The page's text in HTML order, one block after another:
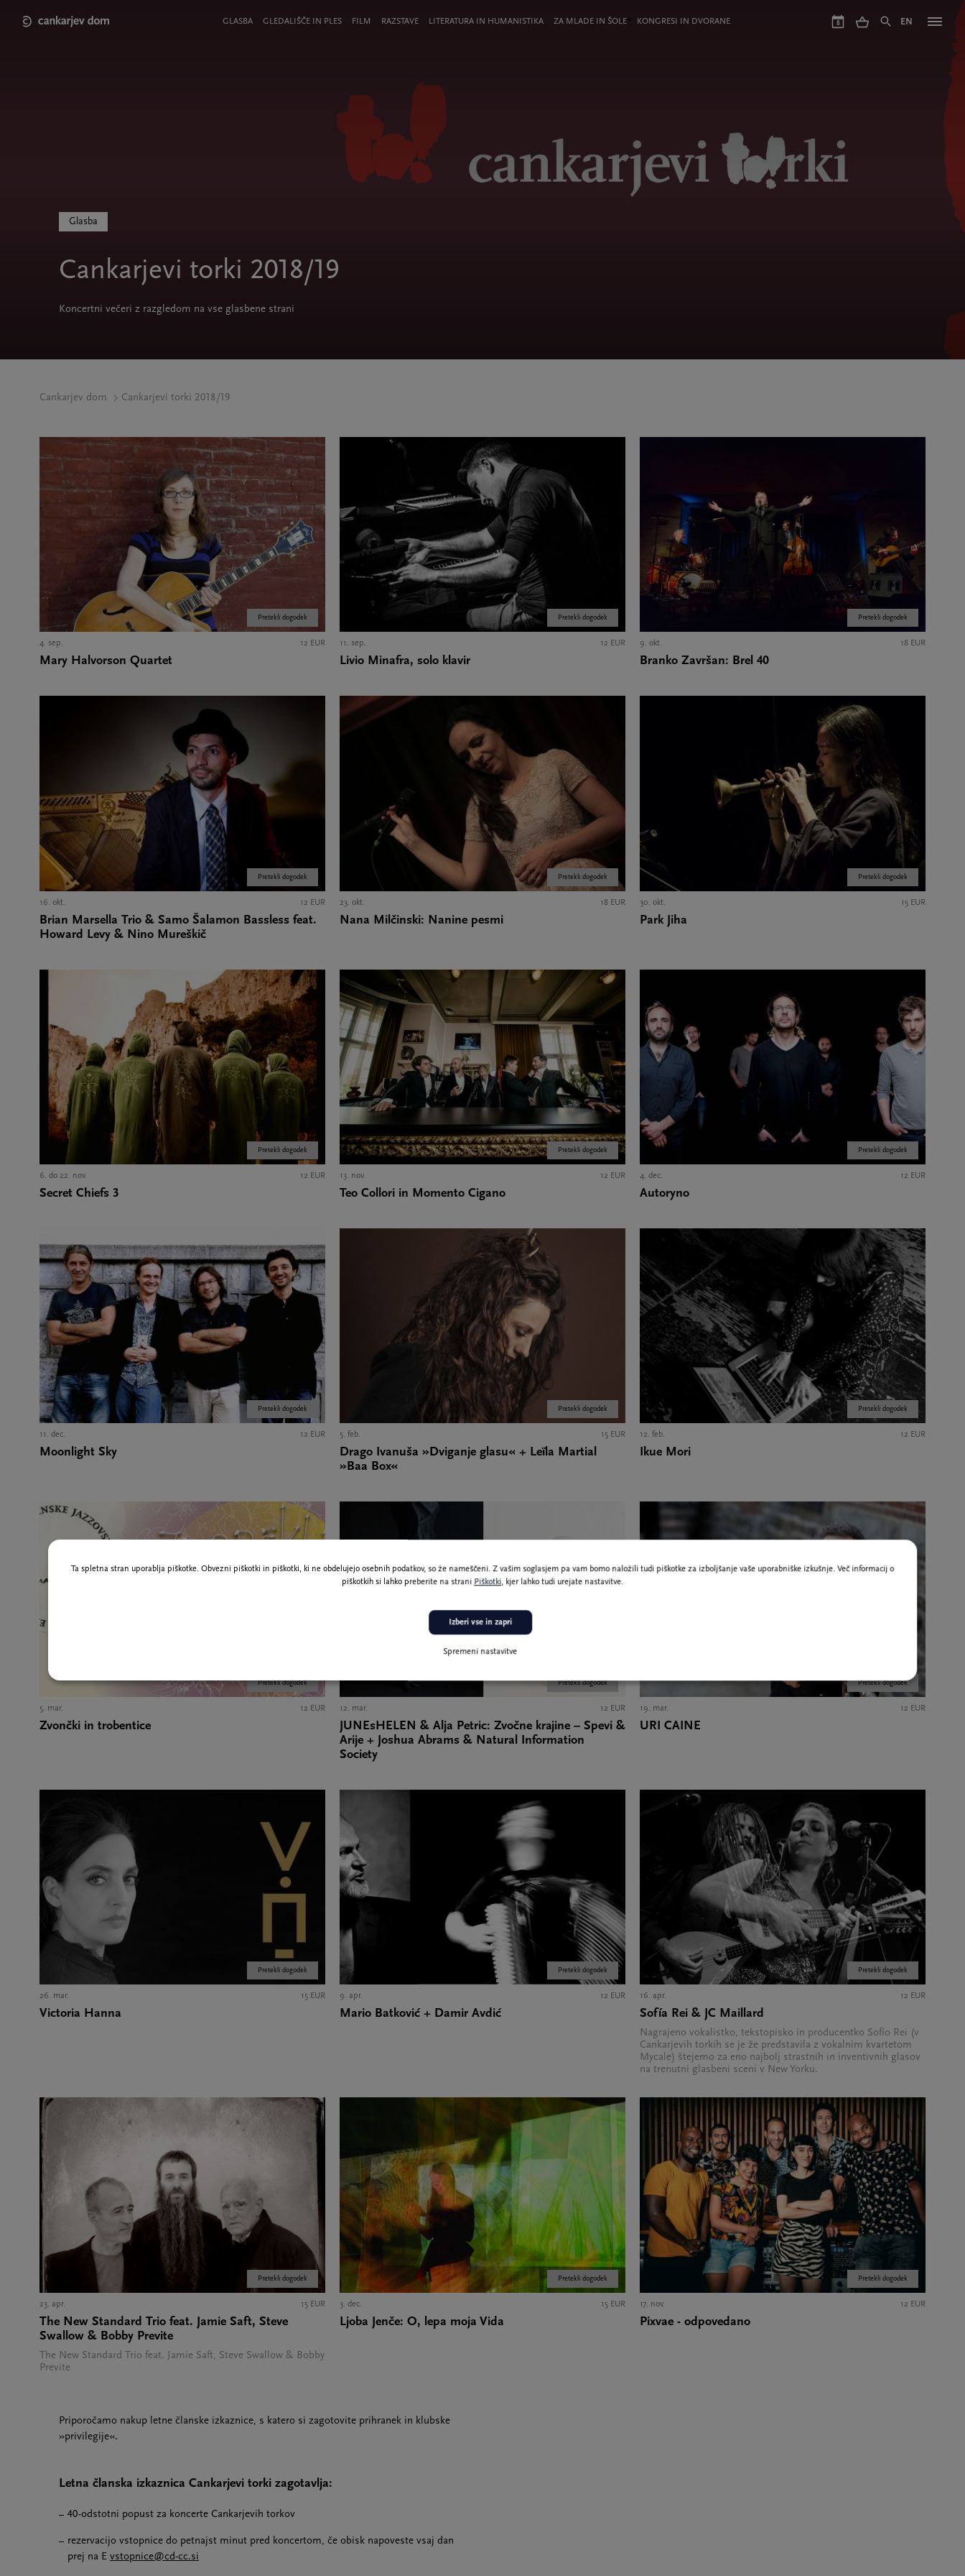
main
MeniGLASBA GLEDALIŠČE IN PLES FILM RAZSTAVE LITERATURA IN HUMANISTIKA ZA MLADE IN ŠOLE KONGRESI IN DVORANE 8 EN
Glasba
Cankarjevi torki 2018/19
Koncertni večeri z razgledom na vse glasbene strani
Cankarjev dom Cankarjevi torki 2018/19
Pretekli dogodek
4. sep. 12 EUR
Mary Halvorson Quartet
Pretekli dogodek
11. sep. 12 EUR
Livio Minafra, solo klavir
Pretekli dogodek
9. okt. 18 EUR
Branko Završan: Brel 40
Pretekli dogodek
16. okt. 12 EUR
Brian Marsella Trio & Samo Šalamon Bassless feat.
Howard Levy & Nino Mureškič
Pretekli dogodek
23. okt. 18 EUR
Nana Milčinski: Nanine pesmi
Pretekli dogodek
30. okt. 15 EUR
Park Jiha
Pretekli dogodek
6. do 22. nov. 12 EUR
Secret Chiefs 3
Pretekli dogodek
13. nov. 12 EUR
Teo Collori in Momento Cigano
Pretekli dogodek
4. dec. 12 EUR
Autoryno
Pretekli dogodek
11. dec. 12 EUR
Moonlight Sky
Pretekli dogodek
5. feb. 15 EUR
Drago Ivanuša »Dviganje glasu« + Leïla Martial
»Baa Box«
Pretekli dogodek
12. feb. 12 EUR
Ikue Mori
Pretekli dogodek
5. mar. 12 EUR
Zvončki in trobentice
Pretekli dogodek
12. mar. 12 EUR
JUNEsHELEN & Alja Petric: Zvočne krajine – Spevi &
Arije + Joshua Abrams & Natural Information
Society
Pretekli dogodek
19. mar. 12 EUR
URI CAINE
Pretekli dogodek
26. mar. 15 EUR
Victoria Hanna
Pretekli dogodek
9. apr. 12 EUR
Mario Batković + Damir Avdić
Pretekli dogodek
16. apr. 12 EUR
Sofía Rei & JC Maillard
Nagrajeno vokalistko, tekstopisko in producentko Sofío Rei (v
Cankarjevih torkih se je že predstavila z vokalnim kvartetom
Mycale) štejemo za eno najbolj strastnih in inventivnih glasov
na trenutni glasbeni sceni v New Yorku.
Pretekli dogodek
23. apr. 15 EUR
The New Standard Trio feat. Jamie Saft, Steve
Swallow & Bobby Previte
The New Standard Trio feat. Jamie Saft, Steve Swallow & Bobby
Previte
Pretekli dogodek
3. dec. 15 EUR
Ljoba Jenče: O, lepa moja Vida
Pretekli dogodek
17. nov. 12 EUR
Pixvae - odpovedano
Priporočamo nakup letne članske izkaznice, s katero si zagotovite prihranek in klubske
»privilegije«.
Letna članska izkaznica Cankarjevi torki zagotavlja:
40-odstotni popust za koncerte Cankarjevih torkov
rezervacijo vstopnice do petnajst minut pred koncertom, če obisk napoveste vsaj dan
prej na E vstopnice@cd-cc.si
Ta spletna stran uporablja piškotke. Obvezni piškotki in piškotki, ki ne obdelujejo osebnih podatkov, so že nameščeni. Z vašim soglasjem pa vam bomo naložili tudi piškotke za izboljšanje vaše uporabniške izkušnje. Več informacij o
piškotkih si lahko preberite na strani Piškotki, kjer lahko tudi urejate nastavitve.
Spremeni nastavitve
Izberi vse in zapri